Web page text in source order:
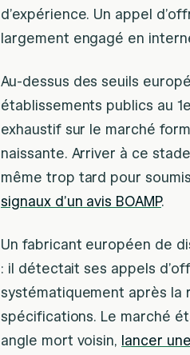
d’expérience. Un appel
largement engagé en
Au-dessus des seuils
établissements publics au
exhaustif sur le marché
naissante. Arriver à ce
même trop tard pour
signaux d’un avis BOAMP.
Un fabricant européen de
: il détectait ses appels
systématiquement après
spécifications. Le marché
angle mort voisin, lancer